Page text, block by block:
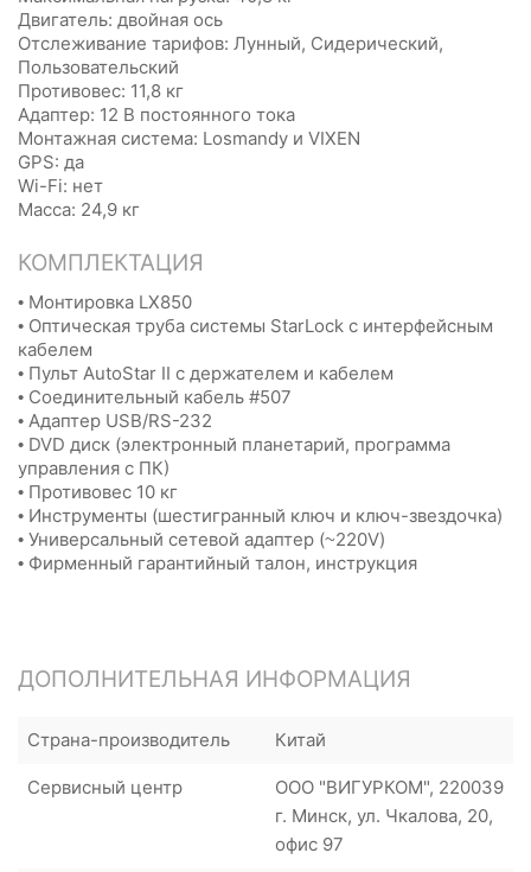
Двигатель: двойная ось
Отслеживание тарифов: Лунный, Сидерический,
Пользовательский
Противовес: 11,8 кг
Адаптер: 12 В постоянного тока
Монтажная система: Losmandy и VIXEN
GPS: да
Wi-Fi: нет
Масса: 24,9 кг
КОМПЛЕКТАЦИЯ
• Монтировка LX850
• Оптическая труба системы StarLock с интерфейсным
кабелем
• Пульт AutoStar II с держателем и кабелем
• Cоединительный кабель #507
• Адаптер USB/RS-232
• DVD диск (электронный планетарий, программа
управления с ПК)
• Противовес 10 кг
• Инструменты (шестигранный ключ и ключ-звездочка)
• Универсальный сетевой адаптер (~220V)
• Фирменный гарантийный талон, инструкция
ДОПОЛНИТЕЛЬНАЯ ИНФОРМАЦИЯ
Страна-производитель Китай
Сервисный центр
ООО "ВИГУРКОМ", 220039
г. Минск, ул. Чкалова, 20,
офис 97